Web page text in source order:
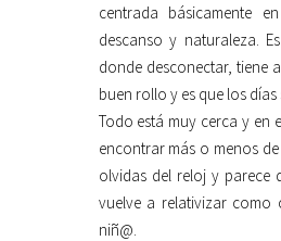
centrada básicamente
descanso y naturaleza.
donde desconectar, tiene
buen rollo y es que los días
Todo está muy cerca y en
encontrar más o menos
olvidas del reloj y parece
vuelve a relativizar como
niñ@.